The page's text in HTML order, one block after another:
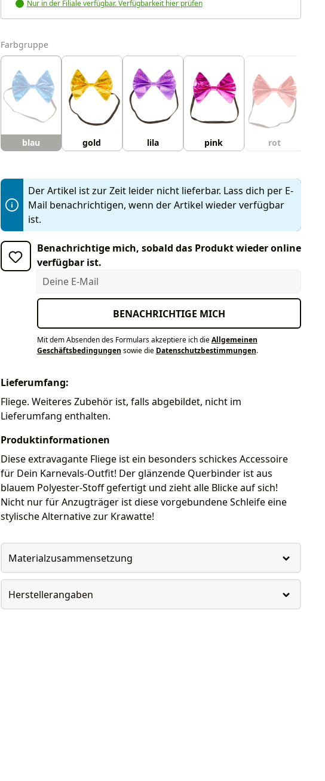
Nur in der Filiale verfügbar. Verfügbarkeit hier prüfen
Farbgruppeauswählen
blau gold lila pink rot
Der Artikel ist zur Zeit leider nicht lieferbar. Lass dich per E-
Mail benachrichtigen, wenn der Artikel wieder verfügbar
ist.
Benachrichtige mich, sobald das Produkt wieder online
verfügbar ist.
Deine E-Mail
BENACHRICHTIGE MICH
Mit dem Absenden des Formulars akzeptiere ich dieAllgemeinen
Geschäftsbedingungen sowie die Datenschutzbestimmungen.
Lieferumfang:
Fliege. Weiteres Zubehör ist, falls abgebildet, nicht im
Lieferumfang enthalten.
Produktinformationen
Diese extravagante Fliege ist ein besonders schickes Accessoire
für Dein Karnevals-Outfit! Der glänzende Querbinder ist aus
blauem Polyester-Stoff gefertigt und zieht alle Blicke auf sich!
Nicht nur für Anzugträger ist diese vorgebundene Schleife eine
stylische Alternative zur Krawatte!
Materialzusammensetzung
Herstellerangaben